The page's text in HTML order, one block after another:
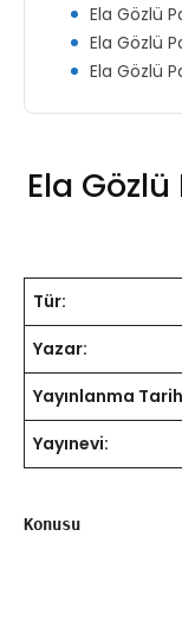
Ela Gözlü
Ela Gözlü
Ela Gözlü
Ela
Tür:
Yazar:
Yayınlanma
Yayınevi:
Konusu